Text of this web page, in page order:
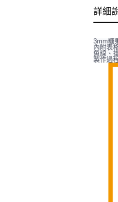
詳細
3mm糖
內附表
魚線、
製作過